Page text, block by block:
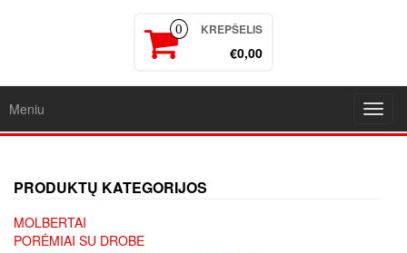
0 KREPŠELIS
€0,00
Meniu
PRODUKTŲ KATEGORIJOS
MOLBERTAI
PORĖMIAI SU DROBE